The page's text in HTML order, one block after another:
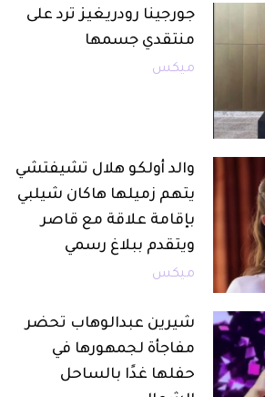
جورجينا رودريغيز ترد على
منتقدي جسمها
ميكس
والد أولكو هلال تشيفتشي
يتهم زميلها هاكان شيلبي
بإقامة علاقة مع قاصر
ويتقدم ببلاغ رسمي
ميكس
شيرين عبدالوهاب تحضر
مفاجأة لجمهورها في
حفلها غدًا بالساحل